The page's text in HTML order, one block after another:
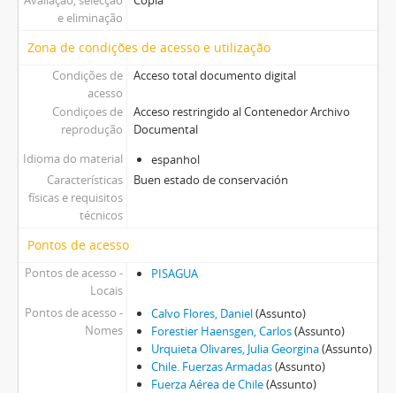
e eliminação
Zona de condições de acesso e utilização
Condições de
acesso
Acceso total documento digital
Condiçoes de
reprodução
Acceso restringido al Contenedor Archivo
Documental
Idioma do material
espanhol
Características
físicas e requisitos
técnicos
Buen estado de conservación
Pontos de acesso
Pontos de acesso -
Locais
PISAGUA
Pontos de acesso -
Nomes
Calvo Flores, Daniel(Assunto)
Forestier Haensgen, Carlos(Assunto)
Urquieta Olivares, Julia Georgina(Assunto)
Chile. Fuerzas Armadas(Assunto)
Fuerza Aérea de Chile(Assunto)